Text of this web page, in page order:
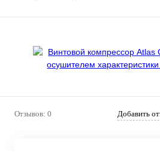
Отзывов: 0 Добавить